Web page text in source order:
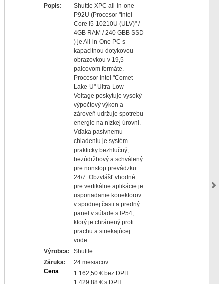
Popis:
Shuttle XPC all-in-one
P92U (Procesor "Intel
Core i5-10210U (ULV)" /
4GB RAM / 240 GBB SSD
) je All-in-One PC s
kapacitnou dotykovou
obrazovkou v 19,5-
palcovom formáte.
Procesor Intel "Comet
Lake-U" Ultra-Low-
Voltage poskytuje vysoký
výpočtový výkon a
zároveň udržuje spotrebu
energie na nízkej úrovni.
Vďaka pasívnemu
chladeniu je systém
prakticky bezhlučný,
bezúdržbový a schválený
pre nonstop prevádzku
24/7. Obzvlášť vhodné
pre vertikálne aplikácie je
usporiadanie konektorov
v spodnej časti a predný
panel v súlade s IP54,
ktorý je chránený proti
prachu a striekajúcej
vode.
Výrobca:
Shuttle
Záruka:
24 mesiacov
Cena
1 162,50 € bez DPH